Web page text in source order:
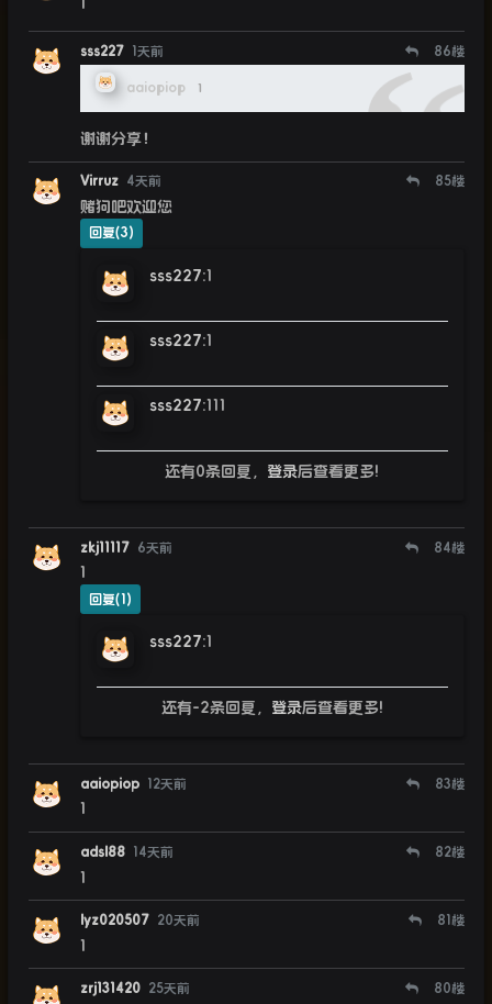
1
sss227 1天前 86楼
aaiopiop 1
谢谢分享！
Virruz 4天前 85楼
赌狗吧欢迎您
回复(3)
sss227:1
sss227:1
sss227:111
还有0条回复， 登录后查看更多!
zkj11117 6天前 84楼
1
回复(1)
sss227:1
还有-2条回复， 登录后查看更多!
aaiopiop 12天前 83楼
1
adsl88 14天前 82楼
1
lyz020507 20天前 81 楼
1
zrj131420 25天前 80楼